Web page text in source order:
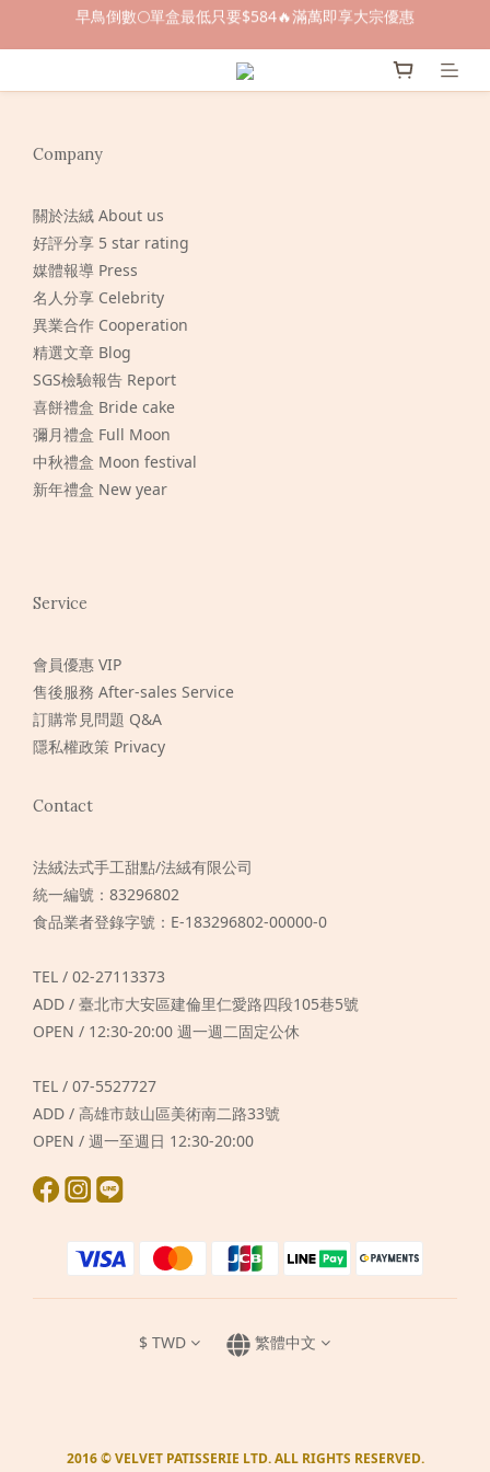
早鳥倒數🌕單盒最低只要$584🔥滿萬即享大宗優惠
早鳥倒數🌕單盒最低只要$584🔥滿萬即享大宗優惠
即日起～8/31 下訂喜餅送「拍拍印電子喜帖」💖
早鳥倒數🌕單盒最低只要$584🔥滿萬即享大宗優惠
Company
關於法絨 About us
好評分享 5 star rating
媒體報導 Press
名人分享 Celebrity
異業合作 Cooperation
精選文章 Blog
SGS檢驗報告 Report
喜餅禮盒 Bride cake
彌月禮盒 Full Moon
中秋禮盒 Moon festival
新年禮盒 New year
Service
會員優惠 VIP
售後服務 After-sales Service
訂購常見問題 Q&A
隱私權政策 Privacy
Contact
法絨法式手工甜點/法絨有限公司
統一編號：83296802
食品業者登錄字號：E-183296802-00000-0
TEL / 02-27113373
ADD / 臺北市大安區建倫里仁愛路四段105巷5號
OPEN / 12:30-20:00 週一週二固定公休
TEL / 07-5527727
ADD / 高雄市鼓山區美術南二路33號
OPEN / 週一至週日 12:30-20:00
$ TWD 繁體中文
2016 © VELVET PATISSERIE LTD. ALL RIGHTS RESERVED.